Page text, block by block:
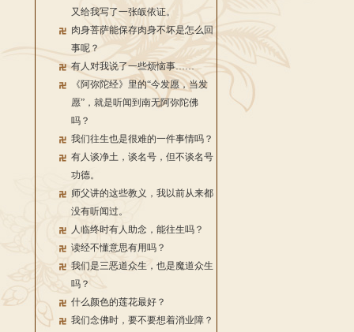
又给我写了一张皈依证。
肉身菩萨能保存肉身不坏是怎么回
事呢？
有人对我说了一些烦恼事……
《阿弥陀经》里的“今发愿，当发
愿”，就是听闻到南无阿弥陀佛
吗？
我们往生也是很难的一件事情吗？
有人谈净土，谈名号，但不谈名号
功德。
师父讲的这些教义，我以前从来都
没有听闻过。
人临终时有人助念，能往生吗？
读经不懂意思有用吗？
我们是三恶道众生，也是魔道众生
吗？
什么颜色的莲花最好？
我们念佛时，要不要想着消业障？